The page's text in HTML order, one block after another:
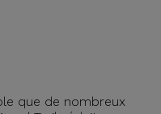
que de nombreux